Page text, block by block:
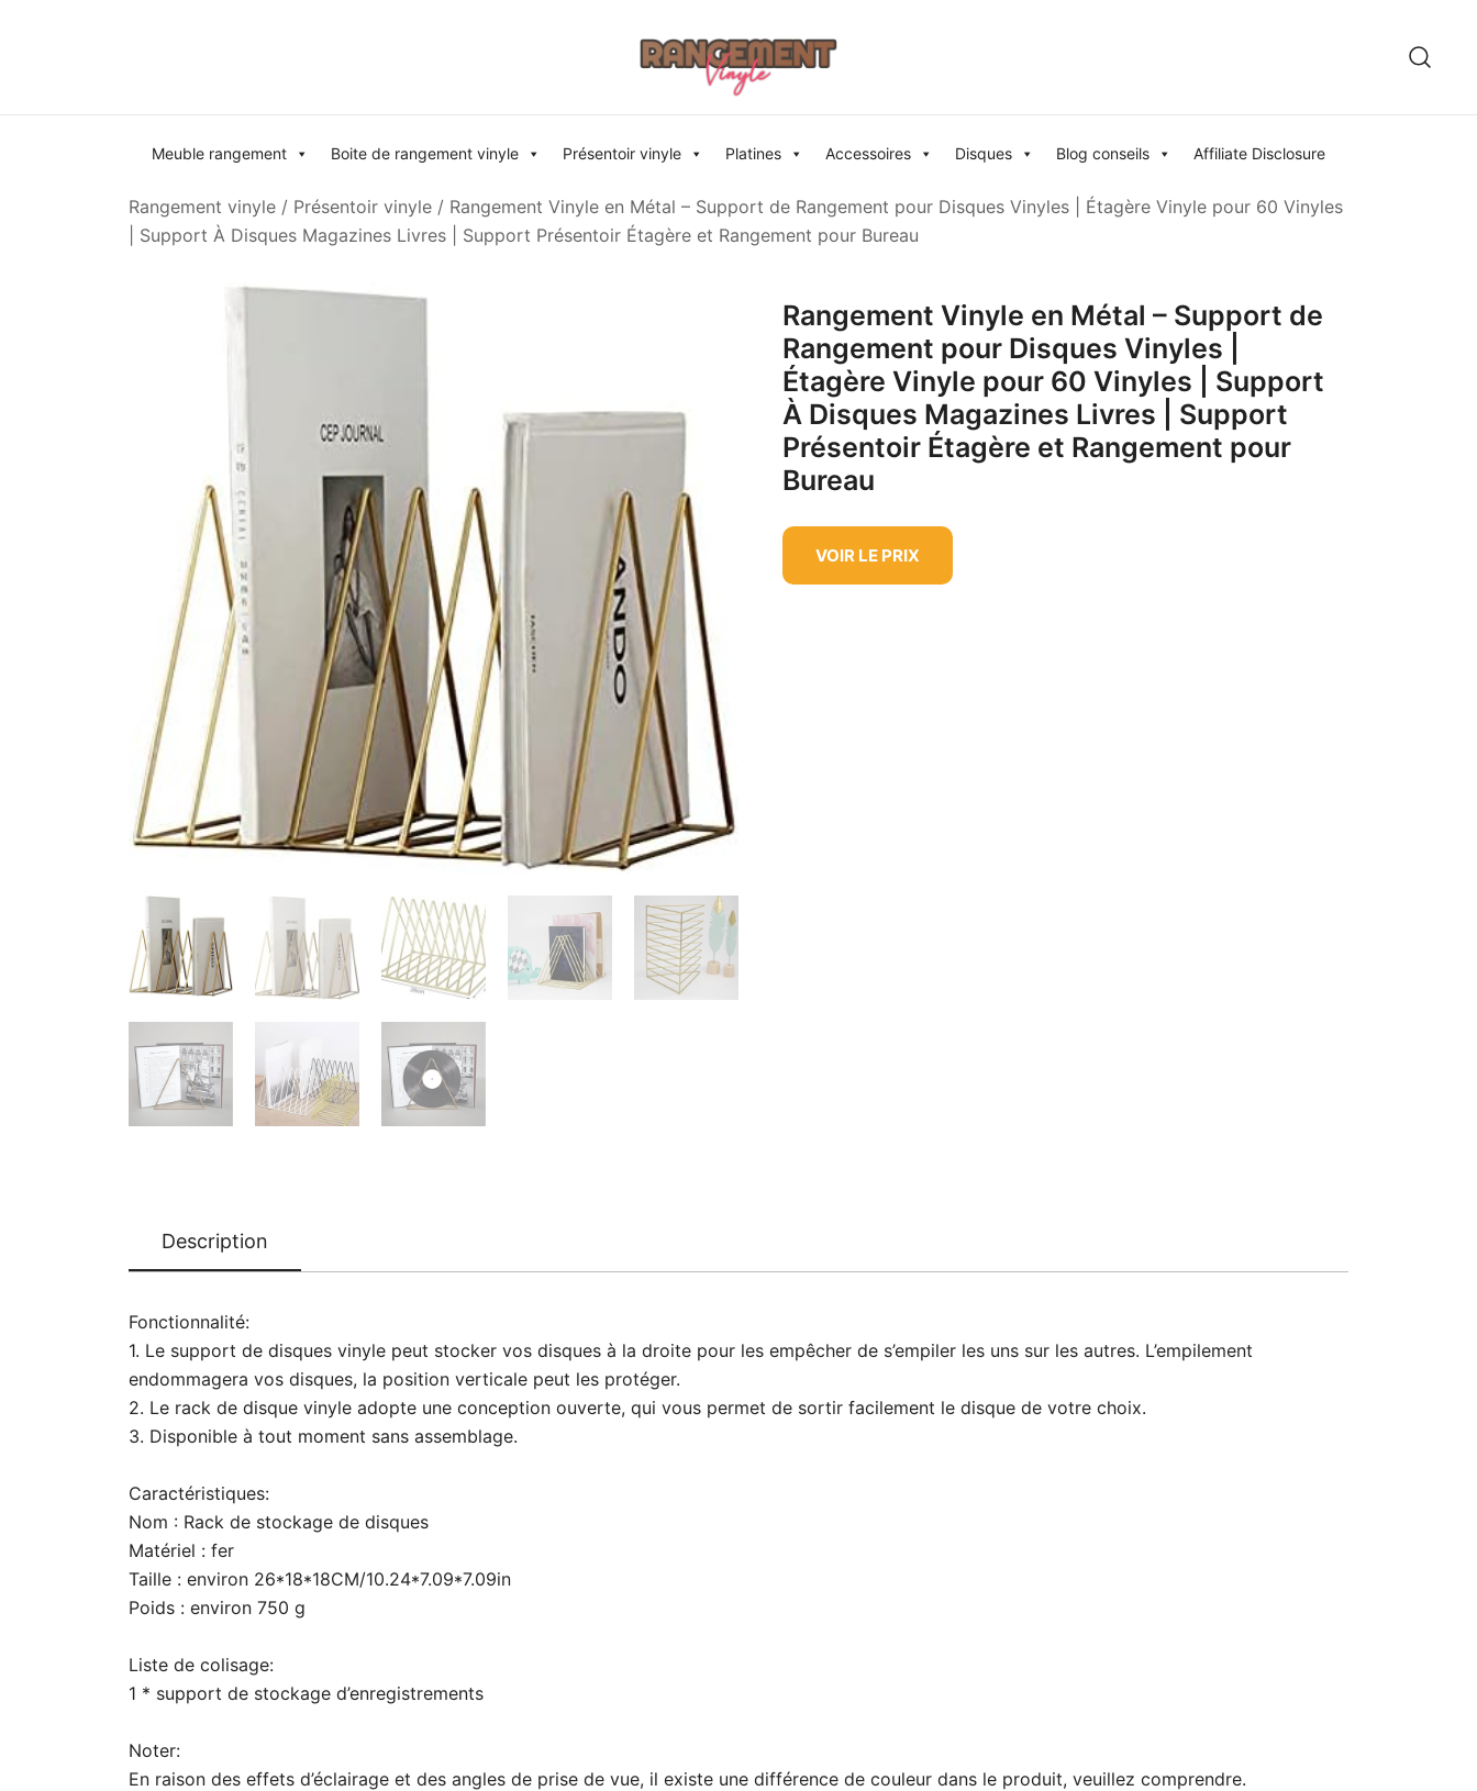
Meuble rangement Boite de rangement vinyle Présentoir vinyle Platines Accessoires Disques Blog conseils Affiliate Disclosure
Rangement vinyle / Présentoir vinyle / Rangement Vinyle en Métal – Support de Rangement pour Disques Vinyles | Étagère Vinyle pour 60 Vinyles
| Support À Disques Magazines Livres | Support Présentoir Étagère et Rangement pour Bureau
Rangement Vinyle en Métal – Support de
Rangement pour Disques Vinyles |
Étagère Vinyle pour 60 Vinyles | Support
À Disques Magazines Livres | Support
Présentoir Étagère et Rangement pour
Bureau
VOIR LE PRIX
Description
Fonctionnalité:
1. Le support de disques vinyle peut stocker vos disques à la droite pour les empêcher de s’empiler les uns sur les autres. L’empilement
endommagera vos disques, la position verticale peut les protéger.
2. Le rack de disque vinyle adopte une conception ouverte, qui vous permet de sortir facilement le disque de votre choix.
3. Disponible à tout moment sans assemblage.
Caractéristiques:
Nom : Rack de stockage de disques
Matériel : fer
Taille : environ 26*18*18CM/10.24*7.09*7.09in
Poids : environ 750 g
Liste de colisage:
1 * support de stockage d’enregistrements
Noter:
En raison des effets d’éclairage et des angles de prise de vue, il existe une différence de couleur dans le produit, veuillez comprendre.